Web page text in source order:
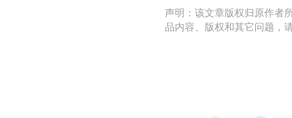
声明：该文章版权归原作者
品内容、版权和其它问题，